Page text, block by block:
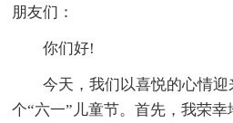
朋友们：
你们好!
今天，我们以喜悦的心情
个“六一”儿童节。首先，我荣